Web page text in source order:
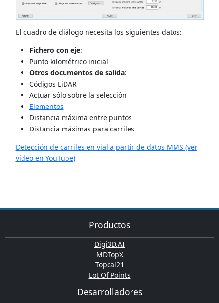
El cuadro de diálogo necesita los siguientes datos:
Fichero con eje:
Punto kilométrico inicial:
Otros documentos de salida:
Códigos LiDAR
Actuar sólo sobre la selección
Elementos
Distancia máxima entre puntos
Distancia máximas para carriles
Detección de carriles en vial a partir de datos MMS (ver
video en YouTube)
Productos
Digi3D.AI
MDTopX
Topcal21
Lot Of Points
Desarrolladores